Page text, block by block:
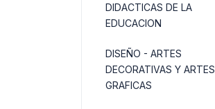
DIDACTICAS DE LA
EDUCACION
DISEÑO - ARTES
DECORATIVAS Y ARTES
GRAFICAS